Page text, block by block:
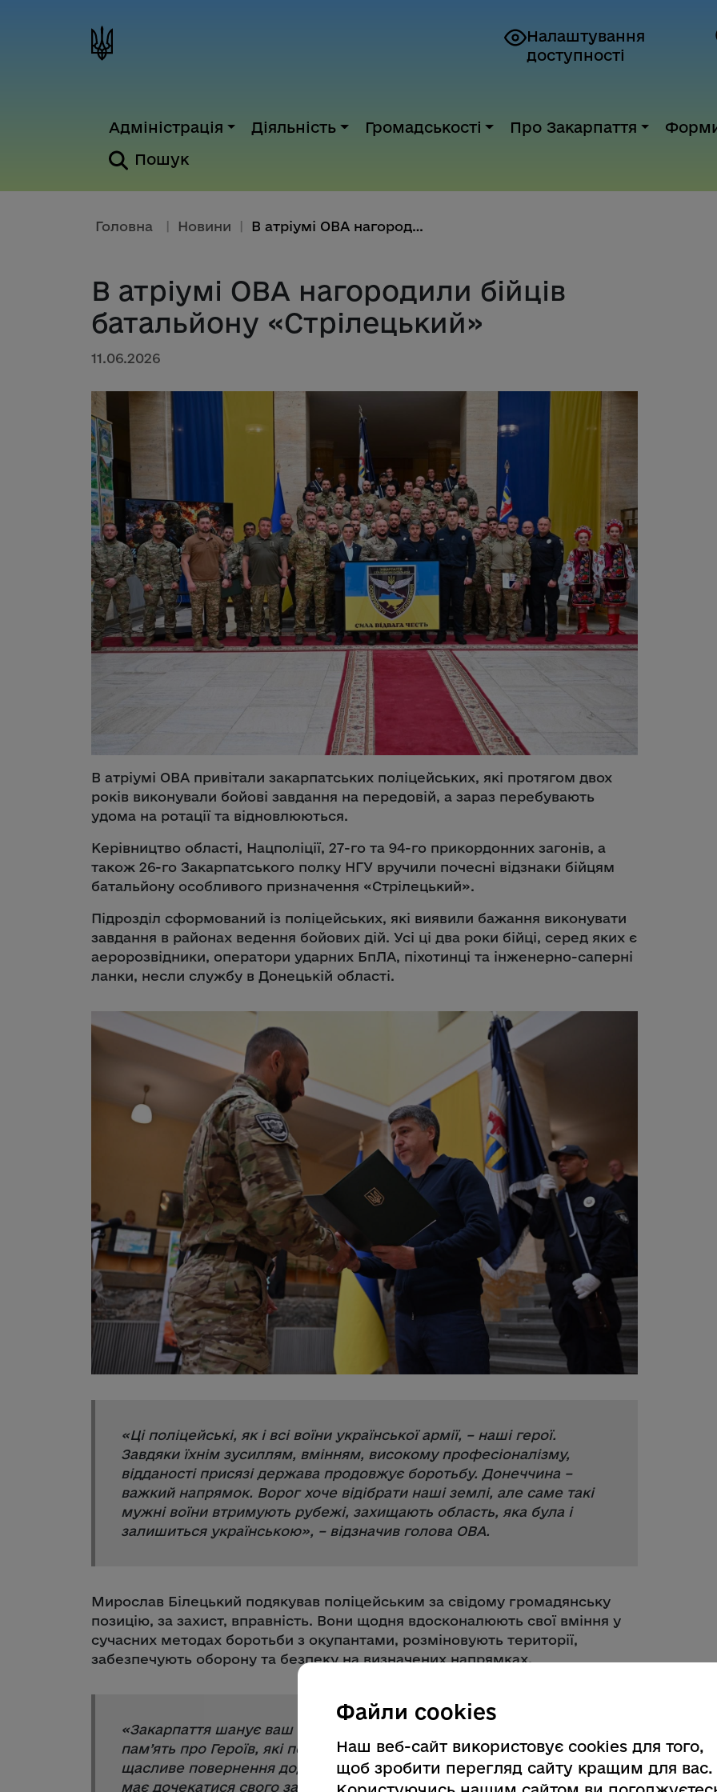
Налаштування
доступності
Адміністрація Діяльність Громадськості Про Закарпаття
Пошук
Головна Новини В атріумі ОВА нагородили бійці...
В атріумі ОВА нагородили бійців
батальйону «Стрілецький»
11.06.2026
В атріумі ОВА привітали закарпатських поліцейських, які протягом двох
років виконували бойові завдання на передовій, а зараз перебувають
удома на ротації та відновлюються.
Керівництво області, Нацполіції, 27-го та 94-го прикордонних загонів, а
також 26-го Закарпатського полку НГУ вручили почесні відзнаки бійцям
батальйону особливого призначення «Стрілецький».
Підрозділ сформований із поліцейських, які виявили бажання виконувати
завдання в районах ведення бойових дій. Усі ці два роки бійці, серед яких є
аеророзвідники, оператори ударних БпЛА, піхотинці та інженерно-саперні
ланки, несли службу в Донецькій області.
«Ці поліцейські, як і всі воїни української армії, – наші герої.
Завдяки їхнім зусиллям, вмінням, високому професіоналізму,
відданості присязі держава продовжує боротьбу. Донеччина –
важкий напрямок. Ворог хоче відібрати наші землі, але саме такі
мужні воїни втримують рубежі, захищають область, яка була і
залишиться українською», – відзначив голова ОВА.
Мирослав Білецький подякував поліцейським за свідому громадянську
позицію, за захист, вправність. Вони щодня вдосконалюють свої вміння у
сучасних методах боротьби з окупантами, розміновують території,
забезпечують оборону та безпеку на визначених напрямках.
«Закарпаття шанує ваш подвиг. Схиляємо голови і бережемо
пам’ять про Героїв, які повертаються додому на щиті. Віримо в
щасливе повернення додому тих, хто зник безвісті. Кожна родина
має дочекатися свого захисника. Сьогодні нагороди – це знак
Файли cookies
Наш веб-сайт використовує cookies для того,
щоб зробити перегляд сайту кращим для вас.